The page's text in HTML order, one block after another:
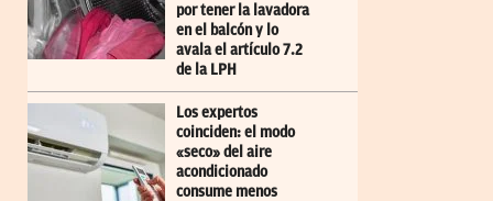
por tener la lavadora
en el balcón y lo
avala el artículo 7.2
de la LPH
Los expertos
coinciden: el modo
«seco» del aire
acondicionado
consume menos